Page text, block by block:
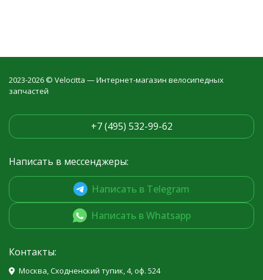
2023-2026 © Velocitta — Интернет-магазин велосипедных
запчастей
+7 (495) 532-99-62
Написать в мессенджеры:
Написать в Telegram
Написать в Whatsapp
Контакты:
Москва, Сходненский тупик, 4, оф. 524